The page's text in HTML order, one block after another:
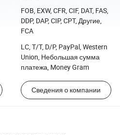
FOB, EXW, CFR, CIF, DAT, FAS,
DDP, DAP, CIP, CPT, Другие,
FCA
LC, T/T, D/P, PayPal, Western
Union, Небольшая сумма
платежа, Money Gram
Сведения о компании